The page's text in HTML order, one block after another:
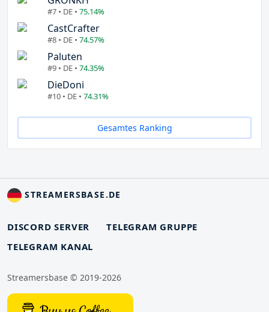
#7 • DE • 75.14%
CastCrafter
#8 • DE • 74.57%
Paluten
#9 • DE • 74.35%
DieDoni
#10 • DE • 74.31%
Gesamtes Ranking
STREAMERSBASE.DE
DISCORD SERVER
TELEGRAM GRUPPE
TELEGRAM KANAL
Streamersbase © 2019-2026